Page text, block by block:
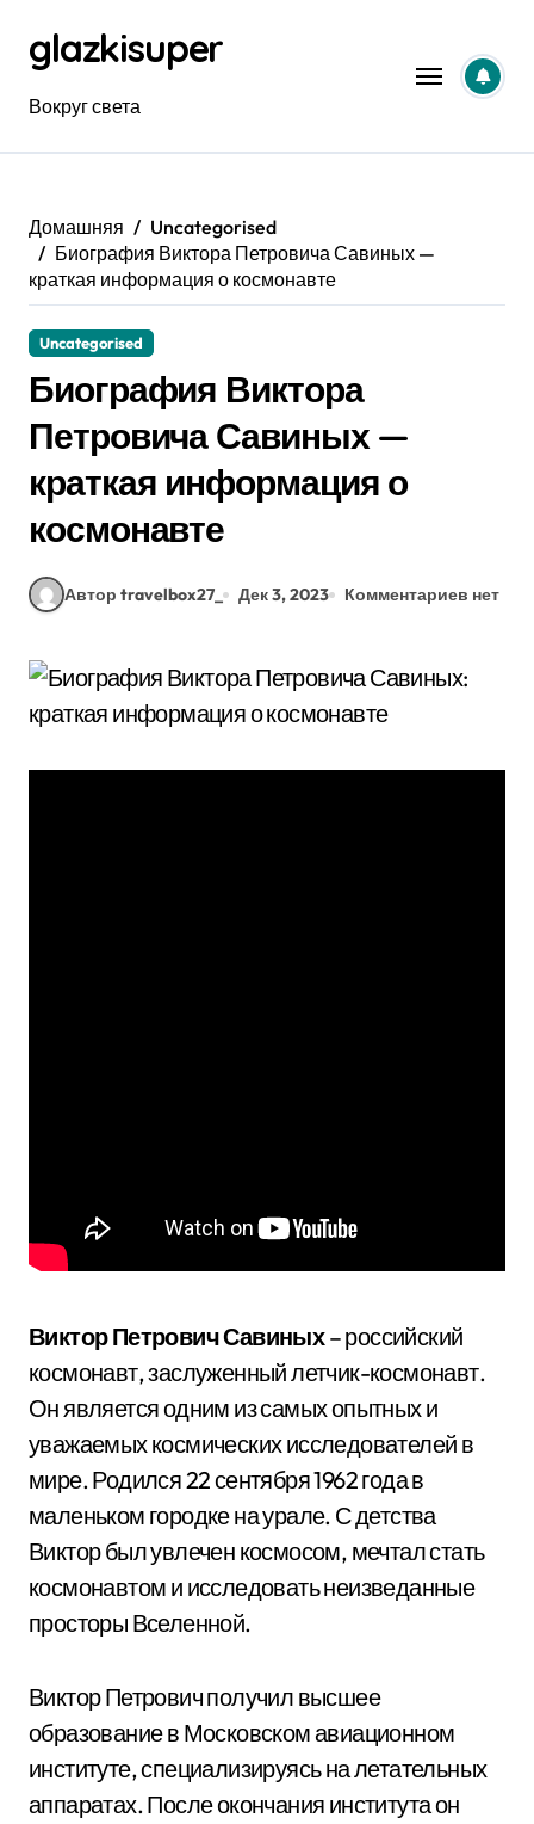
содержанию
glazkisuper
Вокруг света
Домашняя
Uncategorised
Биография Виктора Петровича Савиных —
краткая информация о космонавте
Uncategorised
Биография Виктора
Петровича Савиных —
краткая информация о
космонавте
Автор travelbox27_ Дек 3, 2023 Комментариев нет
Виктор Петрович Савиных– российский
космонавт, заслуженный летчик-космонавт.
Он является одним из самых опытных и
уважаемых космических исследователей в
мире. Родился 22 сентября 1962 года в
маленьком городке на урале. С детства
Виктор был увлечен космосом, мечтал стать
космонавтом и исследовать неизведанные
просторы Вселенной.
Виктор Петрович получил высшее
образование в Московском авиационном
институте, специализируясь на летательных
аппаратах. После окончания института он